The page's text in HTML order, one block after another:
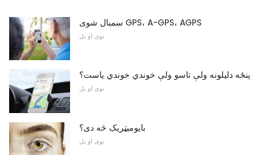
سمبال شوی GPS، A-GPS، AGPS
نوی او بل
پنځه دلیلونه ولې تاسو ولې خوندي خوندي یاست؟
نوی او بل
بایومیټریک څه دی؟
نوی او بل